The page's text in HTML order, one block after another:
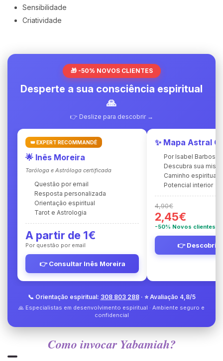
Sensibilidade
Criatividade
🎁 -50% NOVOS CLIENTES
Desperte a sua consciência espiritual
🙏
👉 Deslize para descobrir →
👑 EXPERT RECOMMANDÉ
🌟 Inês Moreira
Taróloga e Astróloga certificada
Questão por email
Resposta personalizada
Orientação espiritual
Tarot e Astrologia
A partir de 1€
Por questão por email
👉 Consultar Inês Moreira
✨ Mapa Astral
Por Isabel Barbosa
Descubra sua
Caminho espiritual
Potencial interior
4,90€
2,45€
-50% Novos clientes
👉 Descobrir
📞 Orientação espiritual: 308 803 288· ⭐ Avaliação 4,8/5
🙏 Especialistas em desenvolvimento espiritual · Ambiente seguro e
confidencial
Como invocar Yabamiah?